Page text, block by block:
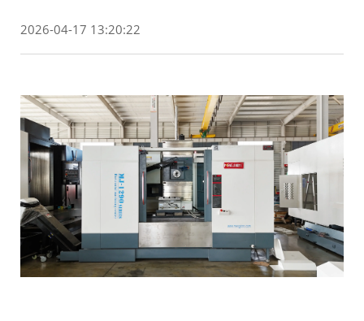
Laai af
Nuus
Kontak Ons
2026-04-17 13:20:22